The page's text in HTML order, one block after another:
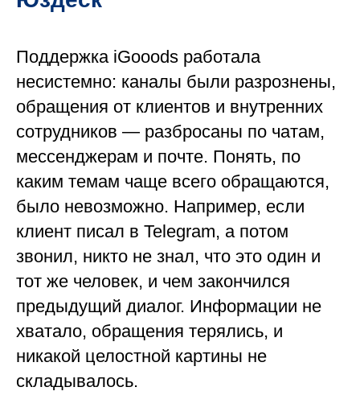
Поддержка iGooods работала
несистемно: каналы были разрознены,
обращения от клиентов и внутренних
сотрудников — разбросаны по чатам,
мессенджерам и почте. Понять, по
каким темам чаще всего обращаются,
было невозможно. Например, если
клиент писал в Telegram, а потом
звонил, никто не знал, что это один и
тот же человек, и чем закончился
предыдущий диалог. Информации не
хватало, обращения терялись, и
никакой целостной картины не
складывалось.